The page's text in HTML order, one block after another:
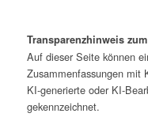
Transparenzhinweis
Auf dieser Seite können
Zusammenfassungen mit
KI-generierte oder KI-
gekennzeichnet.